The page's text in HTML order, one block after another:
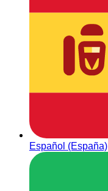
Español (España)